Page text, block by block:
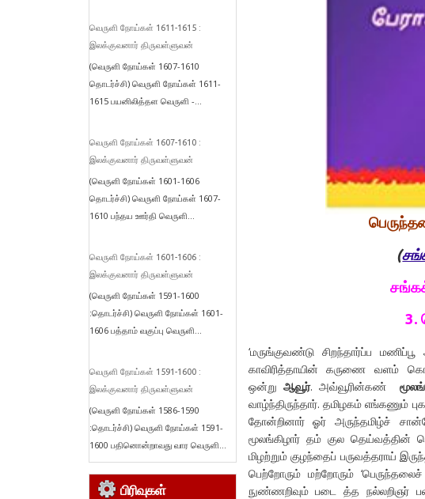
(
3.
‘மருங்குவண்டு சிறந்தார்ப்ப
காவிரித்தாயின் கருணை வளம்
ஒன்றுஆவூர். அவ்வூரின்கண்
வாழ்ந்திருந்தார். தமிழகம் எங்கணும்
தோன்றினார் ஓர் அருந்தமிழ்ச்
மூலங்கிழார் தம் குல தெய்வத்தின்
மிழற்றும் குழந்தைப் பருவத்தராய்
பெற்றோரும் மற்றோரும்
நுண்ணறிவும் படை த்த நல்லறிஞர்
வெருளி நோய்கள் 1611-1615 :
இலக்குவனார் திருவள்ளுவன்
(வெருளி நோய்கள் 1607-1610
தொடர்ச்சி) வெருளி நோய்கள் 1611-
1615 பயனிலித்தள வெருளி -...
வெருளி நோய்கள் 1607-1610 :
இலக்குவனார் திருவள்ளுவன்
(வெருளி நோய்கள் 1601-1606
தொடர்ச்சி) வெருளி நோய்கள் 1607-
1610 பந்தய ஊர்தி வெருளி...
வெருளி நோய்கள் 1601-1606 :
இலக்குவனார் திருவள்ளுவன்
(வெருளி நோய்கள் 1591-1600
:தொடர்ச்சி) வெருளி நோய்கள் 1601-
1606 பத்தாம் வகுப்பு வெருளி...
வெருளி நோய்கள் 1591-1600 :
இலக்குவனார் திருவள்ளுவன்
(வெருளி நோய்கள் 1586-1590
:தொடர்ச்சி) வெருளி நோய்கள் 1591-
1600 பதினொன்றாவது வார வெருளி...
பிரிவுகள்